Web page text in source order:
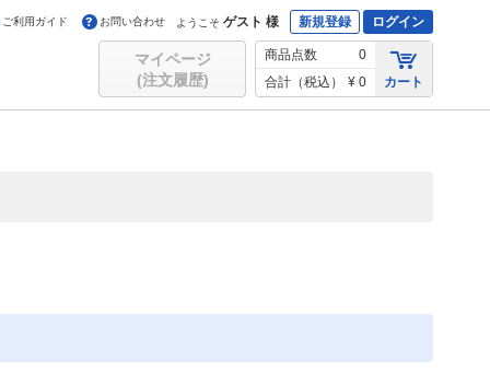
ご利用ガイド お問い合わせ ようこそ ゲスト 様 新規登録 ログイン
マイページ
(注文履歴)
商品点数
0
合計（税込）
¥ 0 カート